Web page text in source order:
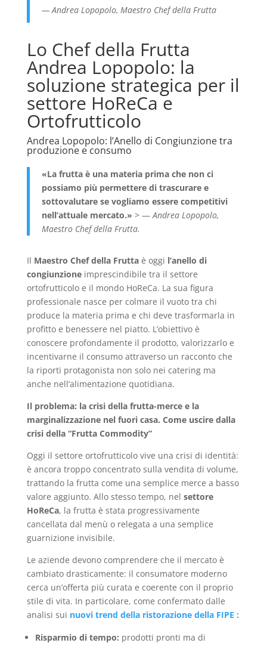
— Andrea Lopopolo, Maestro Chef della Frutta
Lo Chef della Frutta
Andrea Lopopolo: la
soluzione strategica per il
settore HoReCa e
Ortofrutticolo
Andrea Lopopolo: l’Anello di Congiunzione tra
produzione e consumo
«La frutta è una materia prima che non ci
possiamo più permettere di trascurare e
sottovalutare se vogliamo essere competitivi
nell’attuale mercato.» > — Andrea Lopopolo,
Maestro Chef della Frutta.
Il Maestro Chef della Fruttaè oggi l’anello di
congiunzioneimprescindibile tra il settore
ortofrutticolo e il mondo HoReCa. La sua figura
professionale nasce per colmare il vuoto tra chi
produce la materia prima e chi deve trasformarla in
profitto e benessere nel piatto. L’obiettivo è
conoscere profondamente il prodotto, valorizzarlo e
incentivarne il consumo attraverso un racconto che
la riporti protagonista non solo nei catering ma
anche nell’alimentazione quotidiana.
Il problema: la crisi della frutta-merce e la
marginalizzazione nel fuori casa. Come uscire dalla
crisi della “Frutta Commodity”
Oggi il settore ortofrutticolo vive una crisi di identità:
è ancora troppo concentrato sulla vendita di volume,
trattando la frutta come una semplice merce a basso
valore aggiunto. Allo stesso tempo, nel settore
HoReCa, la frutta è stata progressivamente
cancellata dal menù o relegata a una semplice
guarnizione invisibile.
Le aziende devono comprendere che il mercato è
cambiato drasticamente: il consumatore moderno
cerca un’offerta più curata e coerente con il proprio
stile di vita. In particolare, come confermato dalle
analisi sui nuovi trend della ristorazione della FIPE :
Risparmio di tempo: prodotti pronti ma di